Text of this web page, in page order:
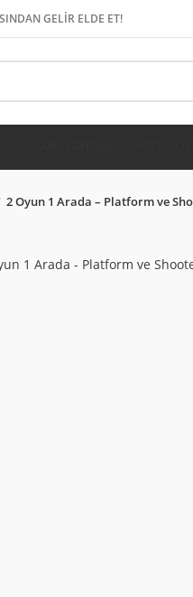
GELİR ELDE ET!
2 Oyun 1 Arada – Platform ve